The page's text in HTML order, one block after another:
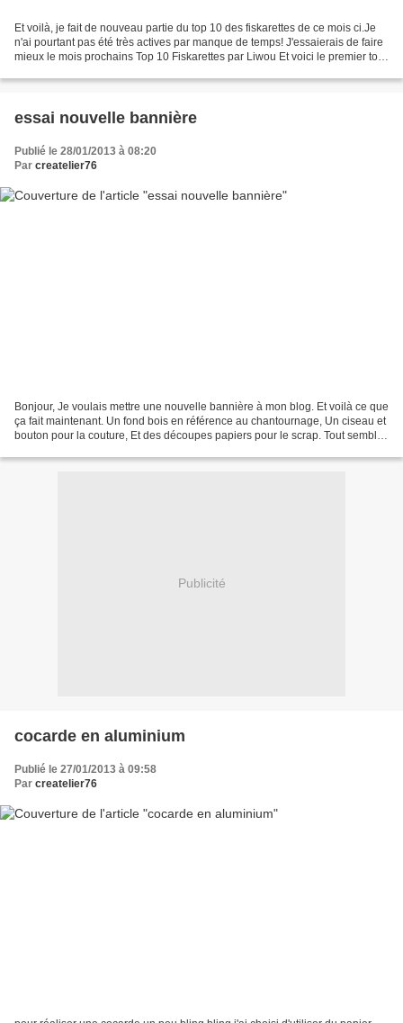
Et voilà, je fait de nouveau partie du top 10 des fiskarettes de ce mois ci.Je
n'ai pourtant pas été très actives par manque de temps! J'essaierais de faire
mieux le mois prochains Top 10 Fiskarettes par Liwou Et voici le premier top
essai nouvelle bannière
Publié le 28/01/2013 à 08:20
Par createlier76
Bonjour, Je voulais mettre une nouvelle bannière à mon blog. Et voilà ce que
ça fait maintenant. Un fond bois en référence au chantournage, Un ciseau et
bouton pour la couture, Et des découpes papiers pour le scrap. Tout semblez
Publicité
cocarde en aluminium
Publié le 27/01/2013 à 09:58
Par createlier76